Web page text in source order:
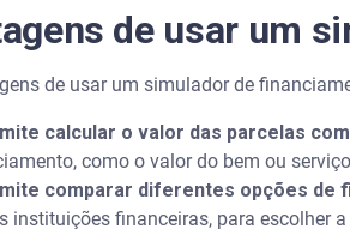
de usar um
de usar um simulador de
calcular o valor das parcelas
como o valor do bem ou
comparar diferentes opções de
instituições financeiras, para escolher